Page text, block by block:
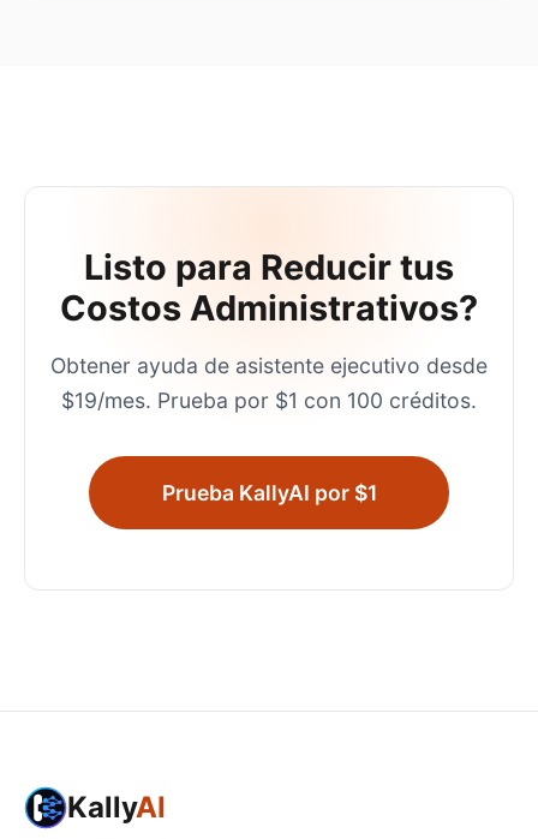
Listo para Reducir tus
Costos Administrativos?
Obtener ayuda de asistente ejecutivo desde
$19/mes. Prueba por $1 con 100 créditos.
Prueba KallyAI por $1
KallyAI